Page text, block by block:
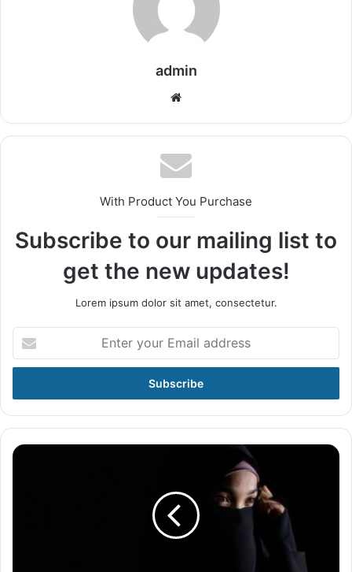
admin
With Product You Purchase
Subscribe to our mailing list to
get the new updates!
Lorem ipsum dolor sit amet, consectetur.
your
Email